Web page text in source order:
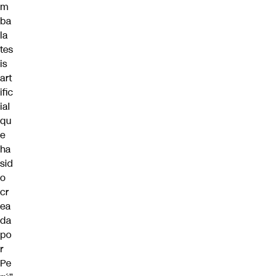
m
ba
la
tes
is
art
ific
ial
qu
e
ha
sid
o
cr
ea
da
po
r
Pe